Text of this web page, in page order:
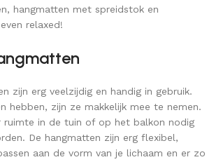
hangmatten met spreidstok en
relaxed!
zijn erg veelzijdig en handig in gebruik.
hebben, zijn ze makkelijk mee te nemen.
ruimte in de tuin of op het balkon nodig
De hangmatten zijn erg flexibel,
aan de vorm van je lichaam en er zo